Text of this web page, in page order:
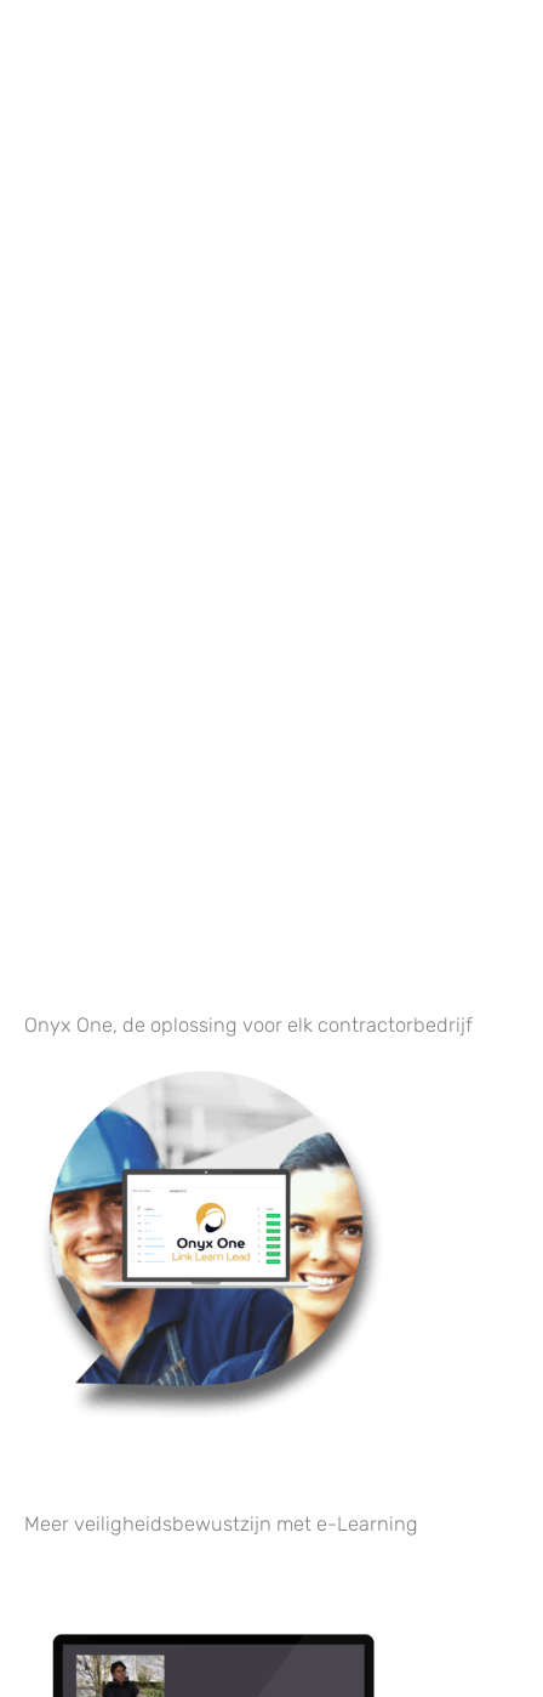
Onyx One, de oplossing voor elk contractorbedrijf
Meer veiligheidsbewustzijn met e-Learning